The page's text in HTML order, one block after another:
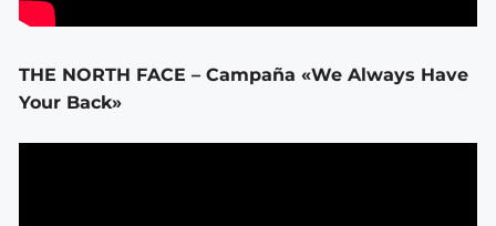
THE NORTH FACE – Campaña «We Always Have
Your Back»